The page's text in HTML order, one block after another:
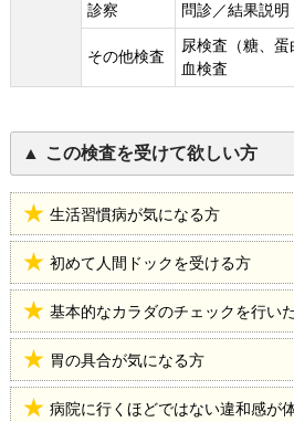
診察
問診／結果説明
その他検査
尿検査（糖、
血検査
この検査を受けて欲しい方
生活習慣病が気になる方
初めて人間ドックを受ける方
基本的なカラダのチェックを行い
胃の具合が気になる方
病院に行くほどではない違和感が